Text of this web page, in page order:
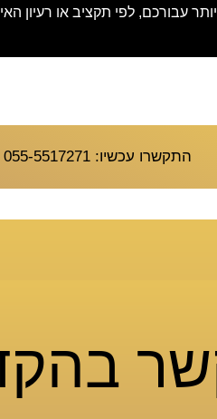
עבורכם, לפי תקציב או רעיון
התקשרו עכשיו: 055-5517271